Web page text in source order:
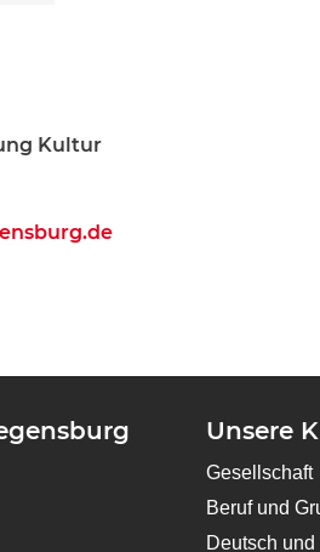
Kultur
Unsere
Gesellschaft
Beruf und
Deutsch